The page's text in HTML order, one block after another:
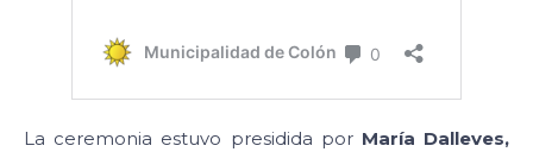
La ceremonia estuvo presidida por María Dalleves,